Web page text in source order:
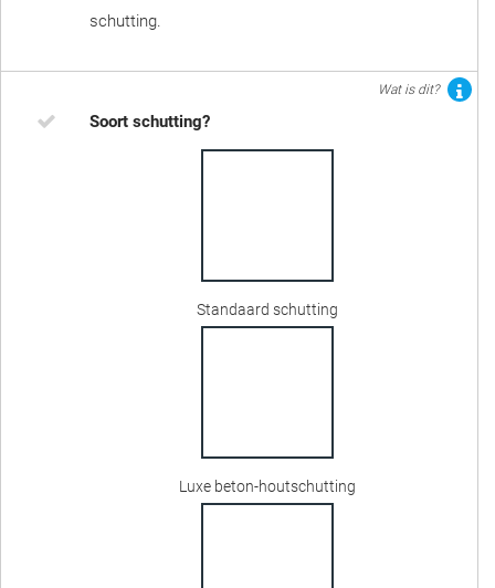
schutting.
Wat is dit?
Soort schutting?
Standaard schutting
Luxe beton-houtschutting